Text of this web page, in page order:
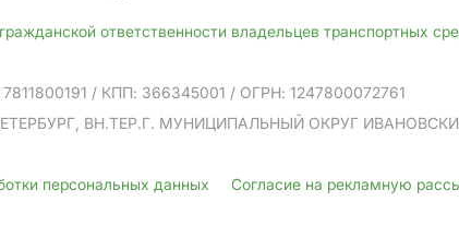
ответственности владельцев транспортных
/ КПП: 366345001 / ОГРН: 1247800072761
ВН.ТЕР.Г. МУНИЦИПАЛЬНЫЙ ОКРУГ
персональных данных Согласие на рекламную